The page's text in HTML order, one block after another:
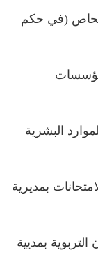
(في حكم
البشرية
بمديرية
بمديية